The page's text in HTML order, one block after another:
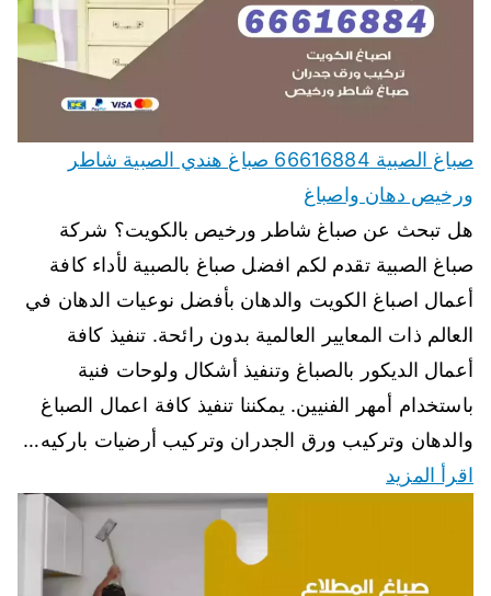
صباغ الصبية 66616884 صباغ هندي الصبية شاطر
ورخيص دهان واصباغ
هل تبحث عن صباغ شاطر ورخيص بالكويت؟ شركة
صباغ الصبية تقدم لكم افضل صباغ بالصبية لأداء كافة
أعمال اصباغ الكويت والدهان بأفضل نوعيات الدهان في
العالم ذات المعايير العالمية بدون رائحة. تنفيذ كافة
أعمال الديكور بالصباغ وتنفيذ أشكال ولوحات فنية
باستخدام أمهر الفنيين. يمكننا تنفيذ كافة اعمال الصباغ
والدهان وتركيب ورق الجدران وتركيب أرضيات باركيه…
اقرأ المزيد